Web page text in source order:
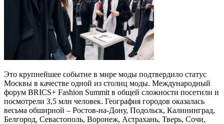
Это крупнейшее событие в мире моды подтвердило статус
Москвы в качестве одной из столиц моды. Международный
форум BRICS+ Fashion Summit в общей сложности посетили и
посмотрели 3,5 млн человек. География городов оказалась
весьма обширной – Ростов-на-Дону, Подольск, Калининград,
Белгород, Севастополь, Воронеж, Астрахань, Тверь, Сочи,